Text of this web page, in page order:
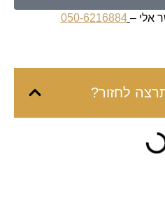
אלי – 050-6216884
לחזור?